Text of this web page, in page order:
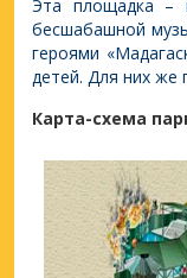
Эта площадка –
бесшабашной
героями
детей. Для них же
Карта-схема